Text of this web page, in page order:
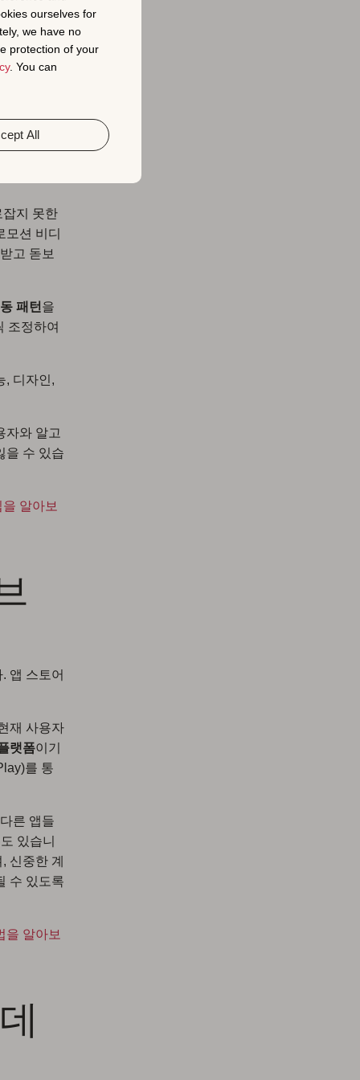
ourselves for
we have no
protection of your
. You can
All
에서 결정
잡지 못한
션 비디
고 돋보
패턴 을
조정하여
, 디자인,
자와 알고
을 수 있습
알아보
앱 스토어
재 사용자
랫폼이기
를 통
른 앱들
있습니
신중한 계
수 있도록
을 알아보